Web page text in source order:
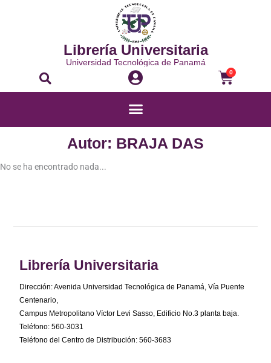
Librería Universitaria
Universidad Tecnológica de Panamá
Buscar 0
Carrito
Menú
Autor: BRAJA DAS
No se ha encontrado nada...
Librería Universitaria
Dirección: Avenida Universidad Tecnológica de Panamá, Vía Puente
Centenario,
Campus Metropolitano Víctor Levi Sasso, Edificio No.3 planta baja.
Teléfono: 560-3031
Teléfono del Centro de Distribución: 560-3683